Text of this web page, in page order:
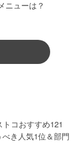
ニューは？
トコおすすめ121
き人気1位＆部門